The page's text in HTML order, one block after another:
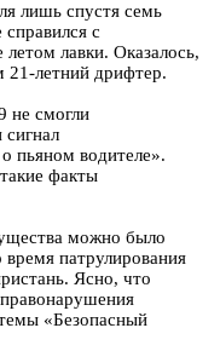
лишь спустя семь
с
летом лавки. Оказалось,
21-летний дрифтер.
не смогли
сигнал
пьяном водителе».
факты
можно было
патрулирования
Ясно, что
«Безопасный